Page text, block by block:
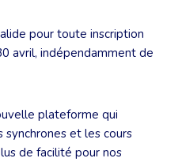
pour toute inscription
avril, indépendamment de
plateforme qui
synchrones et les cours
de facilité pour nos